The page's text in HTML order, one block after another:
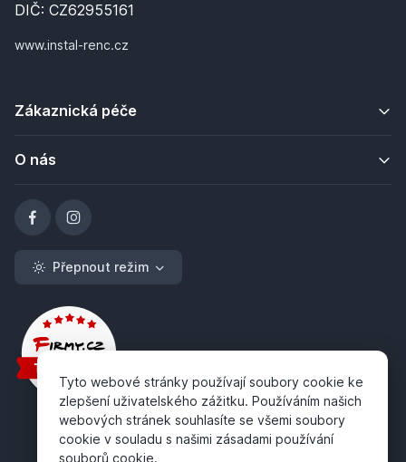
DIČ: CZ62955161
www.instal-renc.cz
Zákaznická péče
O nás
Přepnout režim
Tyto webové stránky používají soubory cookie ke
zlepšení uživatelského zážitku. Používáním našich
webových stránek souhlasíte se všemi soubory
cookie v souladu s našimi zásadami používání
souborů cookie.